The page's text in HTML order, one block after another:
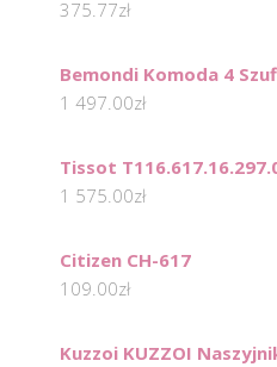
375.77zł
Bemondi Komoda 4
1 497.00zł
Tissot
1 575.00zł
Citizen CH-617
109.00zł
Kuzzoi KUZZOI